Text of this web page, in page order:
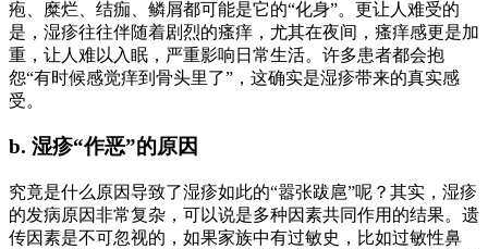
疱、糜烂、结痂、鳞屑都可能是它的“化身”。更让人难受的
是，湿疹往往伴随着剧烈的瘙痒，尤其在夜间，瘙痒感更是加
重，让人难以入眠，严重影响日常生活。许多患者都会抱
怨“有时候感觉痒到骨头里了”，这确实是湿疹带来的真实感
受。
b. 湿疹“作恶”的原因
究竟是什么原因导致了湿疹如此的“嚣张跋扈”呢？其实，湿疹
的发病原因非常复杂，可以说是多种因素共同作用的结果。遗
传因素是不可忽视的，如果家族中有过敏史，比如过敏性鼻